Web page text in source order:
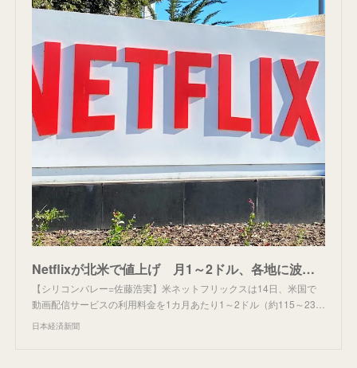
Netflixが北米で値上げ 月1～2ドル、各地に波及も
【シリコンバレー=佐藤浩実】米ネットフリックスは14日、米国で
動画配信サービスの利用料金を1カ月あたり1～2ドル（約115～23…
日本経済新聞